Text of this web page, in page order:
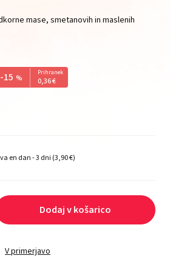
mase, smetanovih in maslenih
-15 %
Prihranek
0,36€
en dan - 3 dni (3,90 €)
Dodaj v košarico
V primerjavo